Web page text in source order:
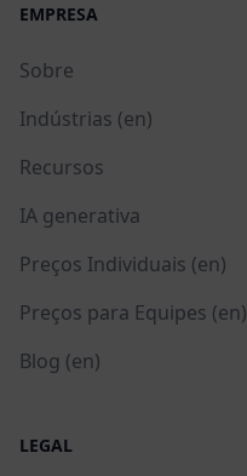
EMPRESA
Sobre
Indústrias (en)
Recursos
IA generativa
Preços Individuais (en)
Preços para Equipes (en)
Blog (en)
LEGAL